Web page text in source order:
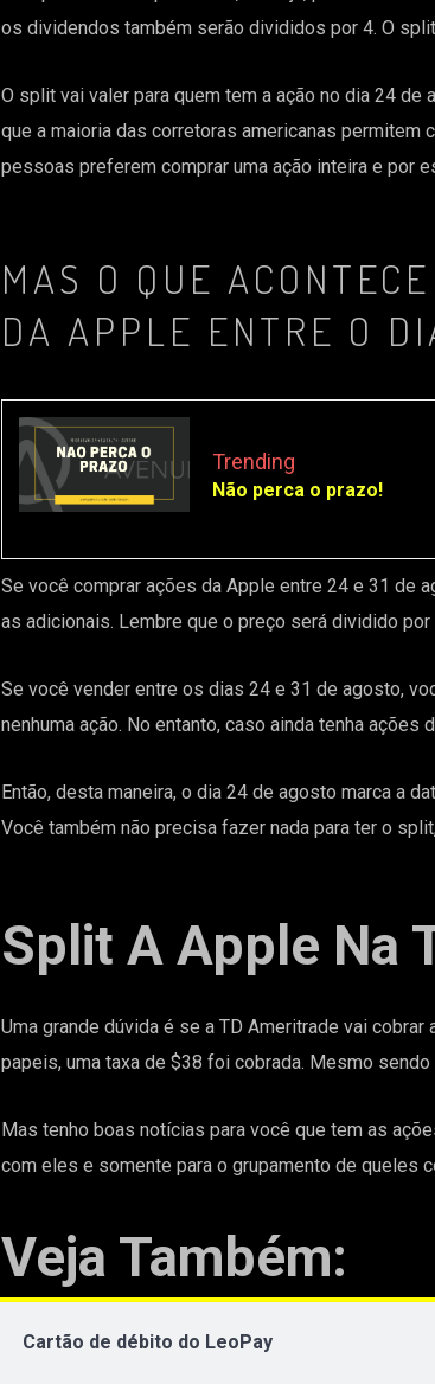
os dividendos também serão divididos por 4. O
O split vai valer para quem tem a ação no dia 24
que a maioria das corretoras americanas permitem
pessoas preferem comprar uma ação inteira e por
MAS O QUE
DA APPLE ENTRE O
Trending
Não perca o prazo!
Se você comprar ações da Apple entre 24 e 31 de
as adicionais. Lembre que o preço será dividido por
Se você vender entre os dias 24 e 31 de agosto,
nenhuma ação. No entanto, caso ainda tenha
Então, desta maneira, o dia 24 de agosto marca a
Você também não precisa fazer nada para ter o
Split A Apple Na
Uma grande dúvida é se a TD Ameritrade vai cobrar
papeis, uma taxa de $38 foi cobrada. Mesmo
Mas tenho boas notícias para você que tem as
com eles e somente para o grupamento de queles
Veja Também:
Cartão de débito do LeoPay